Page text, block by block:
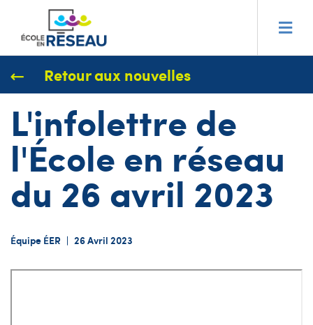
Retour aux nouvelles
L'infolettre de
l'École en réseau
du 26 avril 2023
Équipe ÉER | 26 Avril 2023